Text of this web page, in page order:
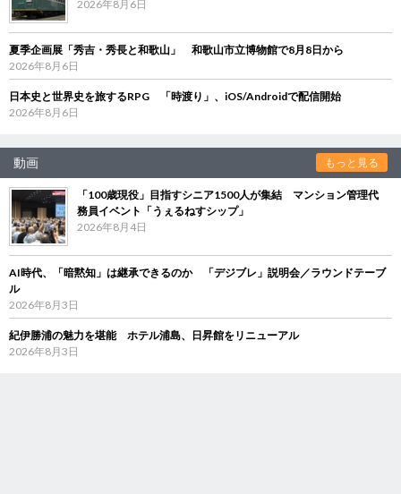
2026年8月6日
夏季企画展「秀吉・秀長と和歌山」 和歌山市立博物館で8月8日から
2026年8月6日
日本史と世界史を旅するRPG 「時渡り」、iOS/Androidで配信開始
2026年8月6日
動画 もっと見る
「100歳現役」目指すシニア1500人が集結 マンション管理代
務員イベント「うぇるねすシップ」
2026年8月4日
AI時代、「暗黙知」は継承できるのか 「デジブレ」説明会／ラウンドテーブ
ル
2026年8月3日
紀伊勝浦の魅力を堪能 ホテル浦島、日昇館をリニューアル
2026年8月3日